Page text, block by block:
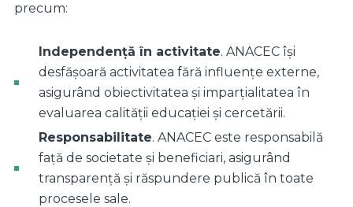
precum:
Independență în activitate. ANACEC își
desfășoară activitatea fără influențe externe,
asigurând obiectivitatea și imparțialitatea în
evaluarea calității educației și cercetării.
Responsabilitate. ANACEC este responsabilă
față de societate și beneficiari, asigurând
transparență și răspundere publică în toate
procesele sale.